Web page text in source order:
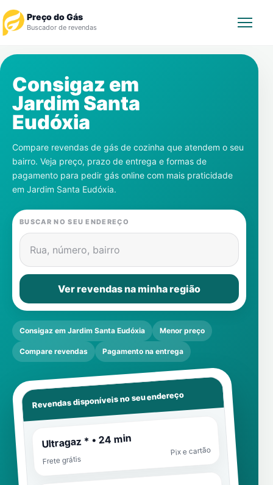
Preço do Gás
Buscador de revendas
Revendedor
Notícias
Cadastre-se
Gás
Contatos
Consigaz em
Jardim Santa
Eudóxia
Compare revendas de gás de cozinha que atendem o seu
bairro. Veja preço, prazo de entrega e formas de
pagamento para pedir gás online com mais praticidade
em Jardim Santa Eudóxia.
BUSCAR NO SEU ENDEREÇO
Rua, número, bairro
Ver revendas na minha região
Consigaz em Jardim Santa Eudóxia Menor preço
Compare revendas Pagamento na entrega
Revendas disponíveis no seu endereço
Ultragaz * • 24 min
Frete grátis
Pix e cartão